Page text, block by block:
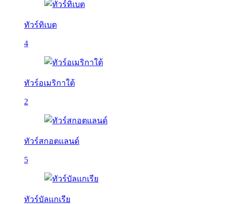
ทัวร์ทิเบต
4
ทัวร์อเมริกาใต้
2
ทัวร์สกอตแลนด์
5
ทัวร์บัลเเกเรีย